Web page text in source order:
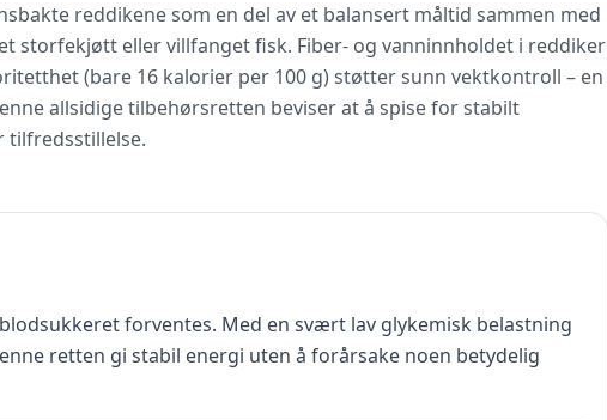
reddikene som en del av et balansert måltid sammen med
storfekjøtt eller villfanget fisk. Fiber- og vanninnholdet i reddiker
(bare 16 kalorier per 100 g) støtter sunn vektkontroll – en
allsidige tilbehørsretten beviser at å spise for stabilt
tilfredsstillelse.
forventes. Med en svært lav glykemisk belastning
retten gi stabil energi uten å forårsake noen betydelig